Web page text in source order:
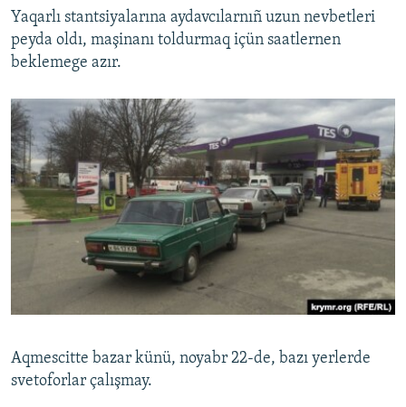
Yaqarlı stantsiyalarına aydavcılarnıñ uzun nevbetleri
peyda oldı, maşinanı toldurmaq içün saatlernen
beklemege azır.
Aqmescitte bazar künü, noyabr 22-de, bazı yerlerde
svetoforlar çalışmay.